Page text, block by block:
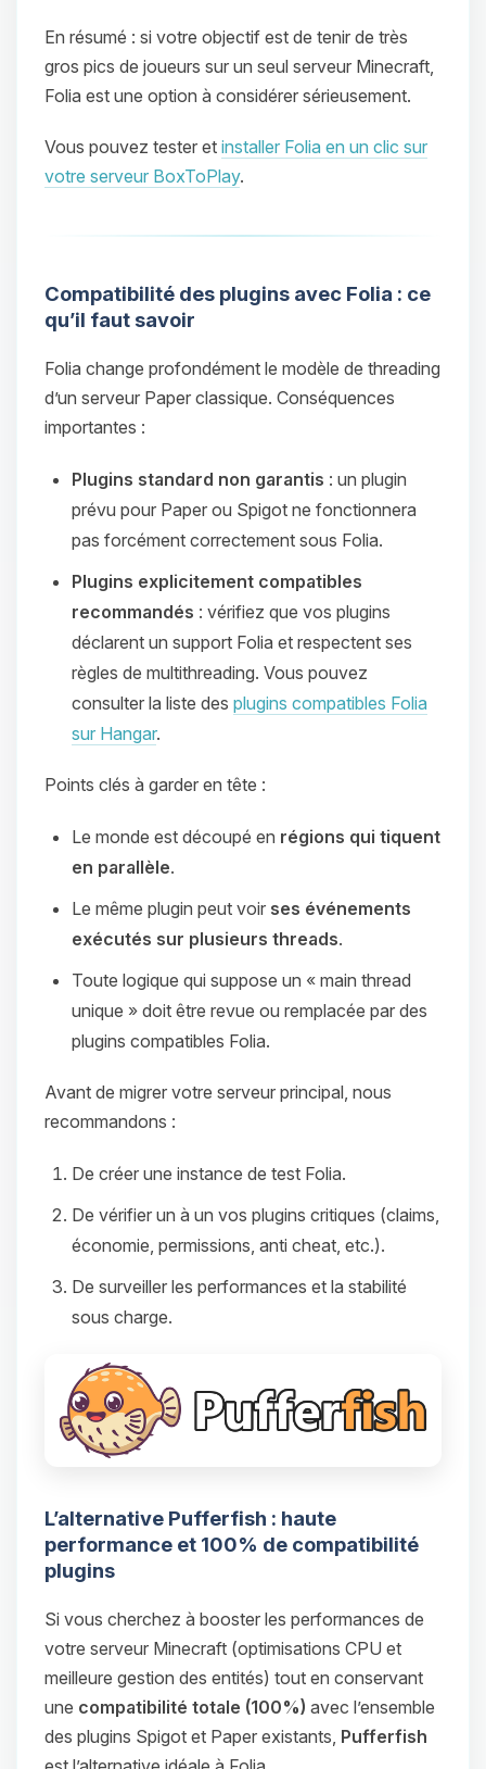
En résumé : si votre objectif est de tenir de très
gros pics de joueurs sur un seul serveur Minecraft,
Folia est une option à considérer sérieusement.
Vous pouvez tester et installer Folia en un clic sur
votre serveur BoxToPlay.
Compatibilité des plugins avec Folia : ce
qu’il faut savoir
Folia change profondément le modèle de threading
d’un serveur Paper classique. Conséquences
importantes :
Plugins standard non garantis : un plugin
prévu pour Paper ou Spigot ne fonctionnera
pas forcément correctement sous Folia.
Plugins explicitement compatibles
recommandés : vérifiez que vos plugins
déclarent un support Folia et respectent ses
règles de multithreading. Vous pouvez
consulter la liste des plugins compatibles Folia
sur Hangar.
Points clés à garder en tête :
Le monde est découpé en régions qui tiquent
en parallèle.
Le même plugin peut voir ses événements
exécutés sur plusieurs threads.
Toute logique qui suppose un « main thread
unique » doit être revue ou remplacée par des
plugins compatibles Folia.
Avant de migrer votre serveur principal, nous
recommandons :
De créer une instance de test Folia.
De vérifier un à un vos plugins critiques (claims,
économie, permissions, anti cheat, etc.).
De surveiller les performances et la stabilité
sous charge.
L’alternative Pufferfish : haute
performance et 100% de compatibilité
plugins
Si vous cherchez à booster les performances de
votre serveur Minecraft (optimisations CPU et
meilleure gestion des entités) tout en conservant
une compatibilité totale (100%) avec l’ensemble
des plugins Spigot et Paper existants, Pufferfish